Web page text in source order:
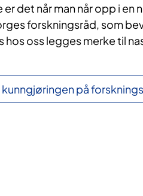
er det når man når opp i en
forskningsråd, som
hos oss legges merke til
kunngjøringen på